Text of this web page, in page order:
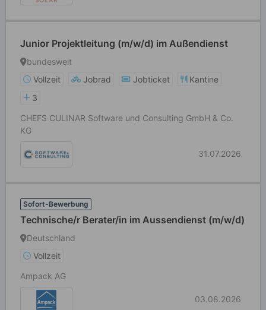
Junior Projektleitung (m/w/d) im Außendienst
bundesweit
Vollzeit
Jobrad Jobticket
Kantine
3
CHEFS CULINAR Software und Consulting GmbH & Co.
KG
31.07.2026
Sofort-Bewerbung
Technische/r Berater/in im Aussendienst (m/w/d)
Deutschland
Vollzeit
Ampack AG
03.08.2026